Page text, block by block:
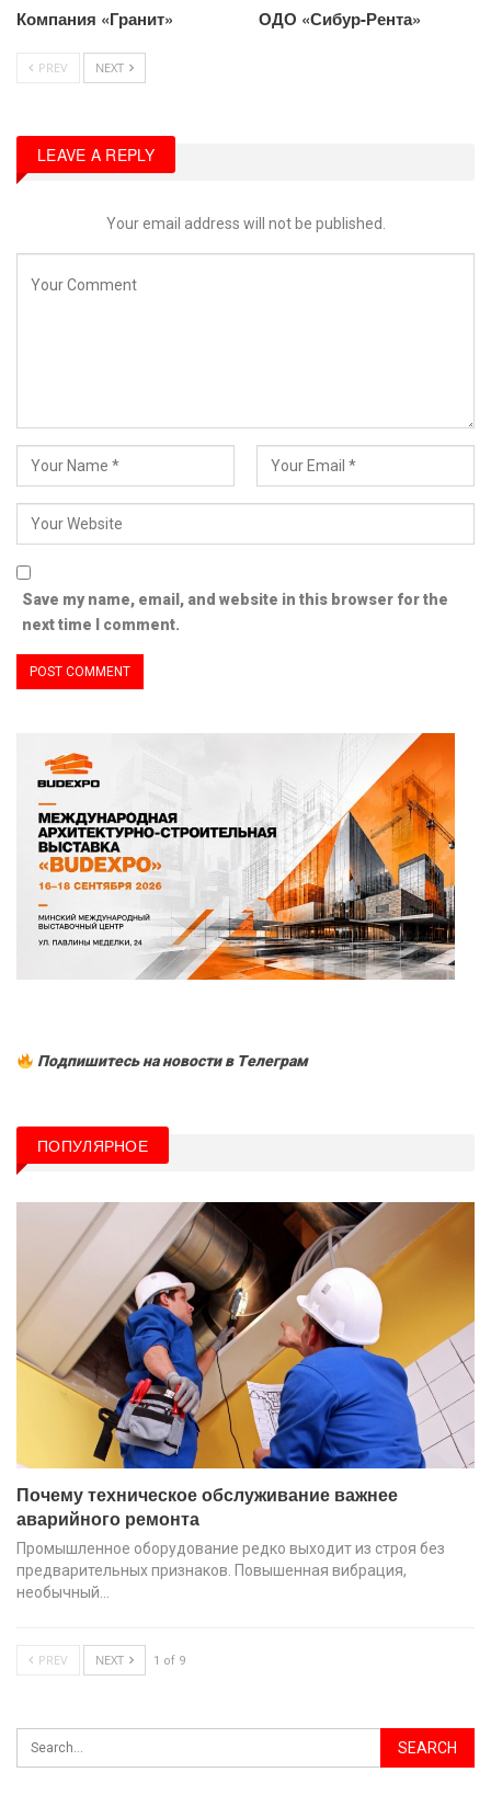
Компания «Гранит» ОДО «Сибур-Рента»
PREV NEXT
LEAVE A REPLY
Your email address will not be published.
Save my name, email, and website in this browser for the
next time I comment.
Подпишитесь на новости в Tелеграм
ПОПУЛЯРНОЕ
Почему техническое обслуживание важнее
аварийного ремонта
Промышленное оборудование редко выходит из строя без
предварительных признаков. Повышенная вибрация,
необычный…
PREV NEXT 1 of 9